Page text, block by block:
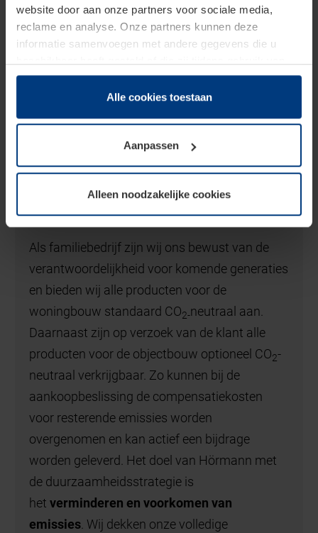
website door aan onze partners voor sociale media,
reclame en analyse. Onze partners kunnen deze
informatie samenvoegen met andere gegevens die u
hun diensten hebben verzameld.
Juridisch hebben wij het recht om cookies op uw
van deze pagina's absoluut vereist is. Voor alle andere
soorten cookies is uw toestemming benodigd. Uw
toestemming kunt u op elk moment bij de uitleg van de
wijzigen of herroepen.
Alle cookies toestaan
Aanpassen
Alleen noodzakelijke cookies
Wij denken en handelen groen
Als familiebedrijf zijn wij ons bewust van de
verantwoordelijkheid voor komende generaties
en bieden wij alle producten voor de
woningbouw standaard CO2-neutraal aan.
Daarnaast zijn op verzoek van de klant alle
producten voor de objectbouw optioneel CO2-
neutraal verkrijgbaar. Zo kunnen bij de
aankoopbeslissing de compensatiekosten
voor resterende emissies worden
overgenomen en kan actief een bijdrage
worden geleverd. Het doel van Hörmann met
de duurzaamheidsstrategie is
het verminderen en voorkomen van
emissies. Wij dekken onze volledige